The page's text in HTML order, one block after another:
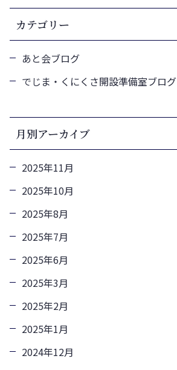
カテゴリー
あと会ブログ
でじま・くにくさ開設準備室ブログ
月別アーカイブ
2025年11月
2025年10月
2025年8月
2025年7月
2025年6月
2025年3月
2025年2月
2025年1月
2024年12月